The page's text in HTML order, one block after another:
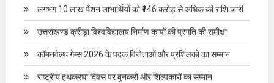
लगभग 10 लाख पेंशन लाभार्थियों को ₹146 करोड़ से अधिक की राशि जारी
उत्तराखण्ड क्रीड़ा विश्वविद्यालय निर्माण कार्यों की प्रगति की समीक्षा
कॉमनवेल्थ गेम्स 2026 के पदक विजेताओं और प्रशिक्षकों का सम्मान
राष्ट्रीय हथकरघा दिवस पर बुनकरों और शिल्पकारों का सम्मान